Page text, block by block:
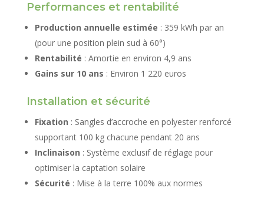
Performances et rentabilité
Production annuelle estimée : 359 kWh par an
(pour une position plein sud à 60°)
Rentabilité : Amortie en environ 4,9 ans
Gains sur 10 ans : Environ 1 220 euros
Installation et sécurité
Fixation : Sangles d’accroche en polyester renforcé
supportant 100 kg chacune pendant 20 ans
Inclinaison : Système exclusif de réglage pour
optimiser la captation solaire
Sécurité : Mise à la terre 100% aux normes